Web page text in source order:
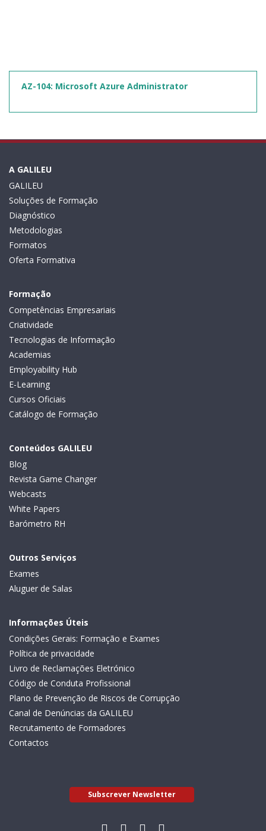
AZ-104: Microsoft Azure Administrator
A GALILEU
GALILEU
Soluções de Formação
Diagnóstico
Metodologias
Formatos
Oferta Formativa
Formação
Competências Empresariais
Criatividade
Tecnologias de Informação
Academias
Employability Hub
E-Learning
Cursos Oficiais
Catálogo de Formação
Conteúdos GALILEU
Blog
Revista Game Changer
Webcasts
White Papers
Barómetro RH
Outros Serviços
Exames
Aluguer de Salas
Informações Úteis
Condições Gerais: Formação e Exames
Política de privacidade
Livro de Reclamações Eletrónico
Código de Conduta Profissional
Plano de Prevenção de Riscos de Corrupção
Canal de Denúncias da GALILEU
Recrutamento de Formadores
Contactos
Subscrever Newsletter